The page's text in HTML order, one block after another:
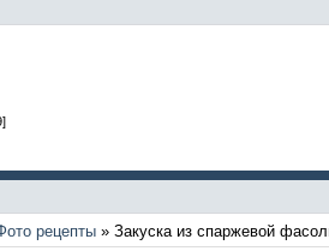
рецепты » Закуска из спаржевой